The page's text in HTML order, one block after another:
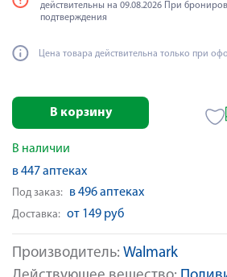
Производитель: Walmark
действительны на 09.08.2026 При
подтверждения
Цена товара действительна только при
В корзину
В наличии
в 447 аптеках
Под заказ: в 496 аптеках
Доставка: от 149 руб